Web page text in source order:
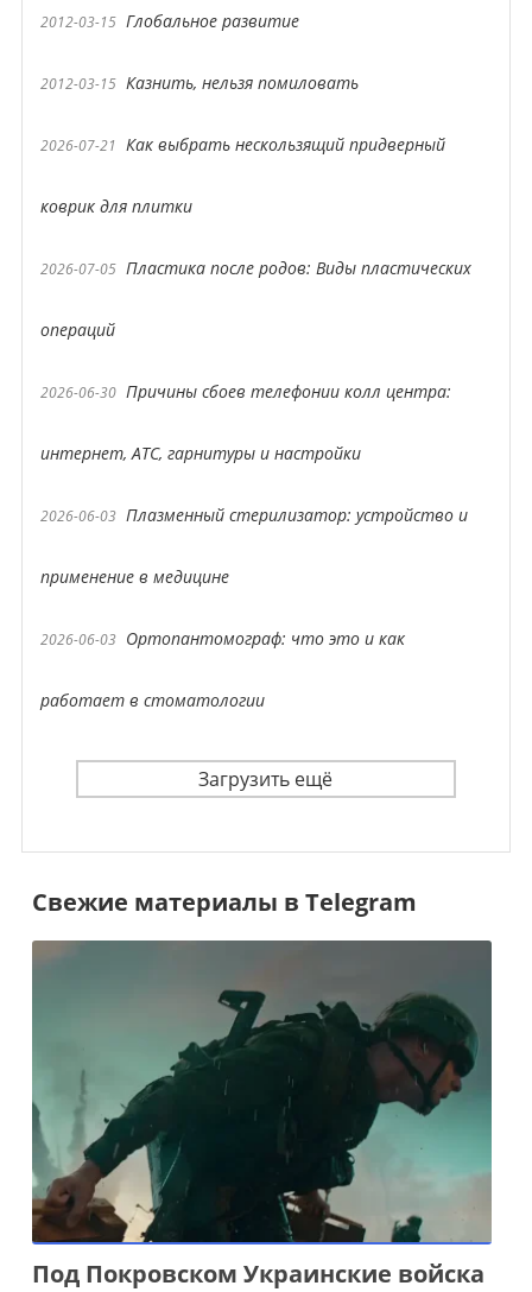
2012-03-15 Глобальное развитие
2012-03-15 Казнить, нельзя помиловать
2026-07-21 Как выбрать нескользящий придверный
коврик для плитки
2026-07-05 Пластика после родов: Виды пластических
операций
2026-06-30 Причины сбоев телефонии колл центра:
интернет, АТС, гарнитуры и настройки
2026-06-03 Плазменный стерилизатор: устройство и
применение в медицине
2026-06-03 Ортопантомограф: что это и как
работает в стоматологии
Загрузить ещё
Свежие материалы в Telegram
Под Покровском Украинские войска